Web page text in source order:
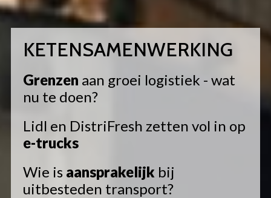
KETENSAMEN­WERKING
Grenzen aan groei logistiek - wat
nu te doen?
Lidl en DistriFresh zetten vol in op
e-trucks
Wie is aansprakelijk bij
uitbesteden transport?